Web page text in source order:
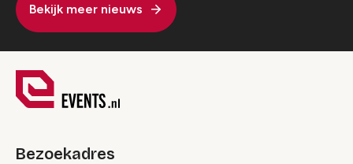
Bekijk meer nieuws
Bezoekadres